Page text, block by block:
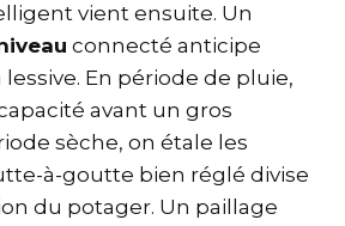
vient ensuite. Un
connecté anticipe
lessive. En période de pluie,
avant un gros
sèche, on étale les
à-goutte bien réglé divise
du potager. Un paillage